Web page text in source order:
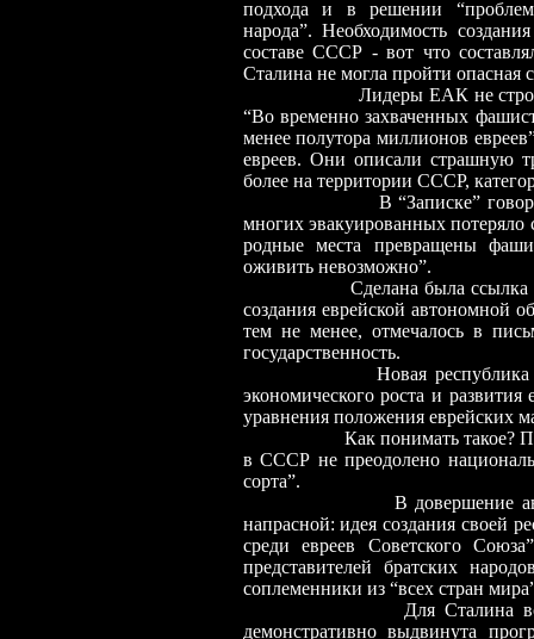
подхода и в решении
народа”. Необходимость
составе СССР -вот что
Сталина не могла пройти опасная
Лидеры ЕАК не
“Во временно захваченных
менее полутора миллионов
евреев. Они описали страшную
более на территории СССР,
В “Записке”
многих эвакуированных
родные места превращены
оживить невозможно”.
Сделана была
создания еврейской автономной
тем не менее, отмечалось в
государственность.
Новая
экономического роста и
уравнения положения еврейских
Как понимать такое?
в СССР не преодолено
сорта”.
В довершение
напрасной: идея создания своей
среди евреев Советского
представителей братских
соплеменники из “всех стран
Для Сталина
демонстративно выдвинута